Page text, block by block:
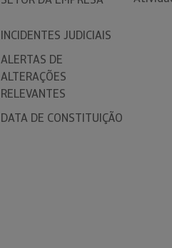
INCIDENTES JUDICIAIS
ALERTAS DE
ALTERAÇÕES
RELEVANTES
DATA DE CONSTITUIÇÃO